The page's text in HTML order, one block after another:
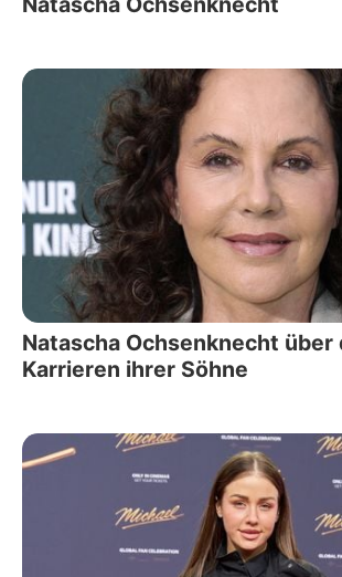
Natascha Ochsenknecht über
Karrieren ihrer Söhne